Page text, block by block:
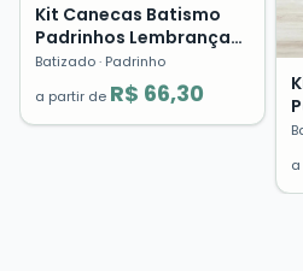
Kit Canecas Batismo
Padrinhos Lembrança
Dinda Dindo Presente
Cerâmica
Batizado· Padrinho
a partir de R$ 66,30